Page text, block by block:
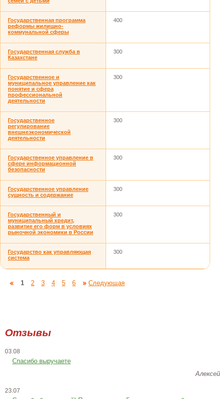
Государственная программа
реформы жилищно-
коммунальной сферы
400
Государственная служба в
Казахстане
300
Государственное и
муниципальное управление как
понятие и сфера
профессиональной
деятельности
300
Государственное
регулирование
внешнеэкономической
деятельности
300
Государственное управление в
сфере информационной
безопасности
300
Государственное управление
сущность и содержание
300
Государственный и
муниципальный кредит,
развитие его форм в условиях
рыночной экономики в России
300
Государство как управляющая
система
300
1 2 3 4 5 6 Следующая
Отзывы
03.08
Спасибо выручаете
Алексей
23.07